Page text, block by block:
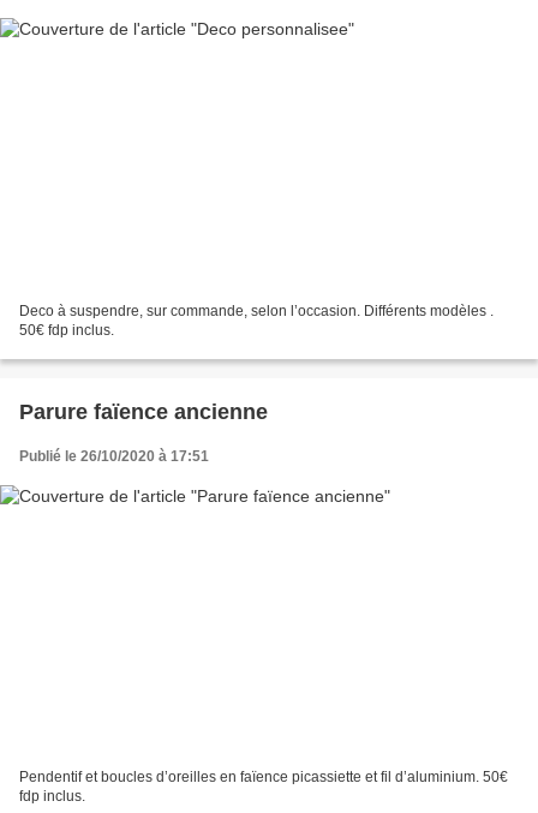
Deco à suspendre, sur commande, selon l’occasion. Différents modèles .
50€ fdp inclus.
Parure faïence ancienne
Publié le 26/10/2020 à 17:51
Pendentif et boucles d’oreilles en faïence picassiette et fil d’aluminium. 50€
fdp inclus.